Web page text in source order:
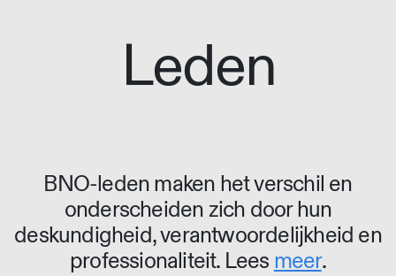
Leden
BNO-leden maken het verschil en
onderscheiden zich door hun
deskundigheid, verantwoordelijkheid en
professionaliteit. Lees meer.